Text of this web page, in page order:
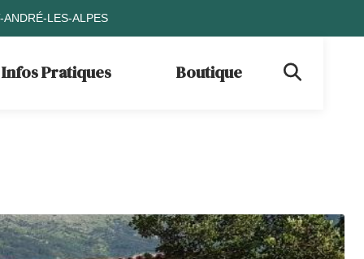
ANDRÉ-LES-ALPES
Infos Pratiques Boutique